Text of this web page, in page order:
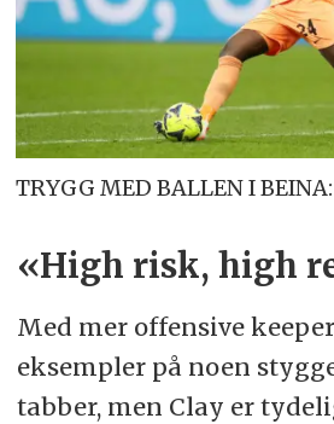
TRYGG MED BALLEN I
«High risk, high
Med mer offensive
eksempler på noen
tabber, men Clay er